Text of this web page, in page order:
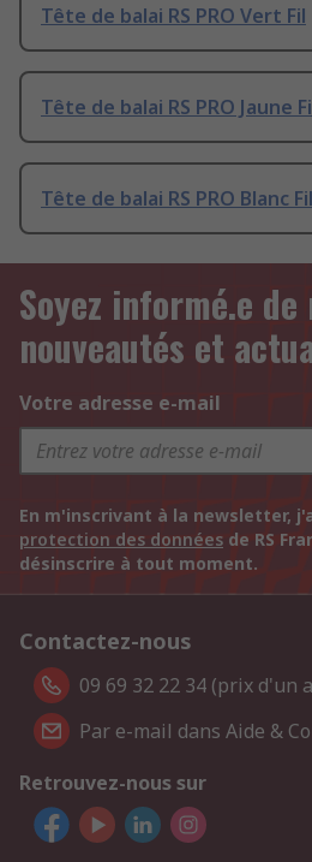
Tête de balai RS PRO Vert Fil
Tête de balai RS PRO Jaune
Tête de balai RS PRO Blanc Fil
Soyez informé.e
nouveautés et
Votre adresse e-mail
En m'inscrivant à la newsletter,
protection des données de RS
désinscrire à tout moment.
Contactez-nous
09 69 32 22 34 (prix d'un
Par e-mail dans Aide &
Retrouvez-nous sur